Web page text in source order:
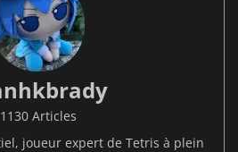
1130 Articles
joueur expert de Tetris à plein